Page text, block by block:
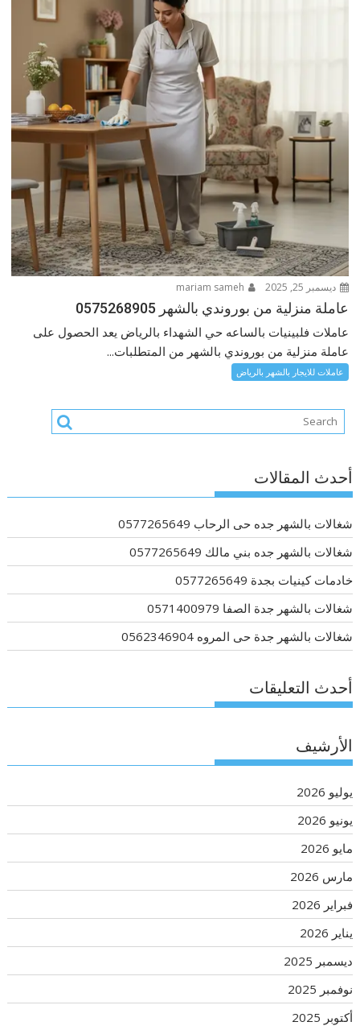
ديسمبر 25, 2025
عاملة منزلية من بوروندي بالشهر 0575268905
عاملات فلبينيات بالساعه حي الشهداء بالرياض يعد الحصول على
عاملة منزلية من بوروندي بالشهر من المتطلبات...
عاملات للايجار بالشهر بالرياض
أحدث المقالات
شغالات بالشهر جده حى الرحاب 0577265649
شغالات بالشهر جده بني مالك 0577265649
خادمات كينيات بجدة 0577265649
شغالات بالشهر جدة الصفا 0571400979
شغالات بالشهر جدة حى المروه 0562346904
أحدث التعليقات
الأرشيف
يوليو 2026
يونيو 2026
مايو 2026
مارس 2026
فبراير 2026
يناير 2026
ديسمبر 2025
نوفمبر 2025
أكتوبر 2025